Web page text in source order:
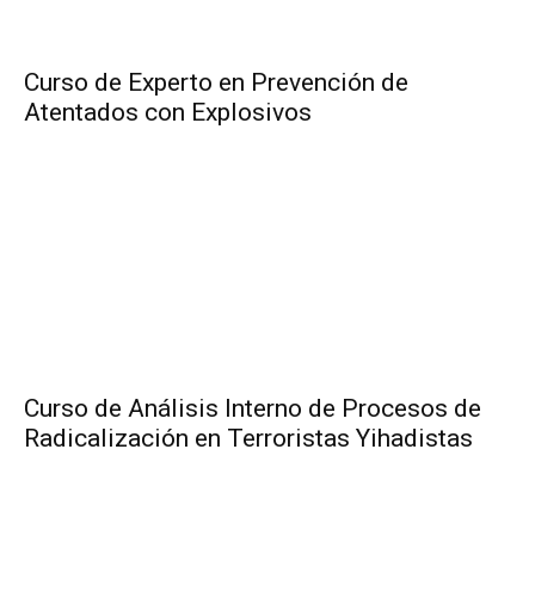
Curso de Experto en Prevención de
Atentados con Explosivos
Curso de Análisis Interno de Procesos de
Radicalización en Terroristas Yihadistas